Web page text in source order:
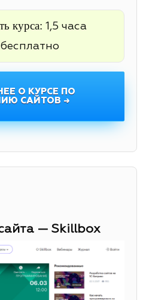
курса: 1,5 часа
бесплатно
О КУРСЕ ПО
САЙТОВ →
— Skillbox